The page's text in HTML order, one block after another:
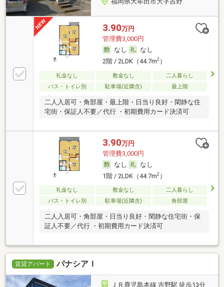
3.90万円
管理費3,000円
なし
なし
2階 / 2LDK（44.7m2）
礼金なし 敷金なし
二人暮らし
バス・トイレ別
駐車場(近隣含) 最上階
二人入居可・角部屋・最上階・日当り良好・閑静な住
宅街・保証人不要／代行 ・初期費用カード決済可
3.90万円
管理費3,000円
なし
なし
1階 / 2LDK（44.7m2）
礼金なし 敷金なし
二人暮らし
バス・トイレ別
駐車場(近隣含) 角部屋
二人入居可・角部屋・日当り良好・閑静な住宅街・保
証人不要／代行 ・初期費用カード決済可
賃貸アパート パナシアＩ
ＪＲ鹿児島本線 吉野駅 徒歩13分